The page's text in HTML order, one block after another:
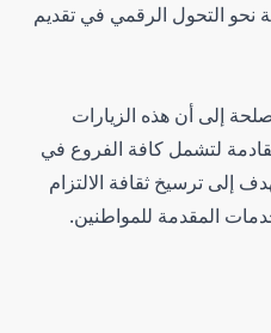
نحو التحول الرقمي في تقديم
إلى أن هذه الزيارات
لتشمل كافة الفروع في
إلى ترسيخ ثقافة الالتزام
المقدمة للمواطنين.